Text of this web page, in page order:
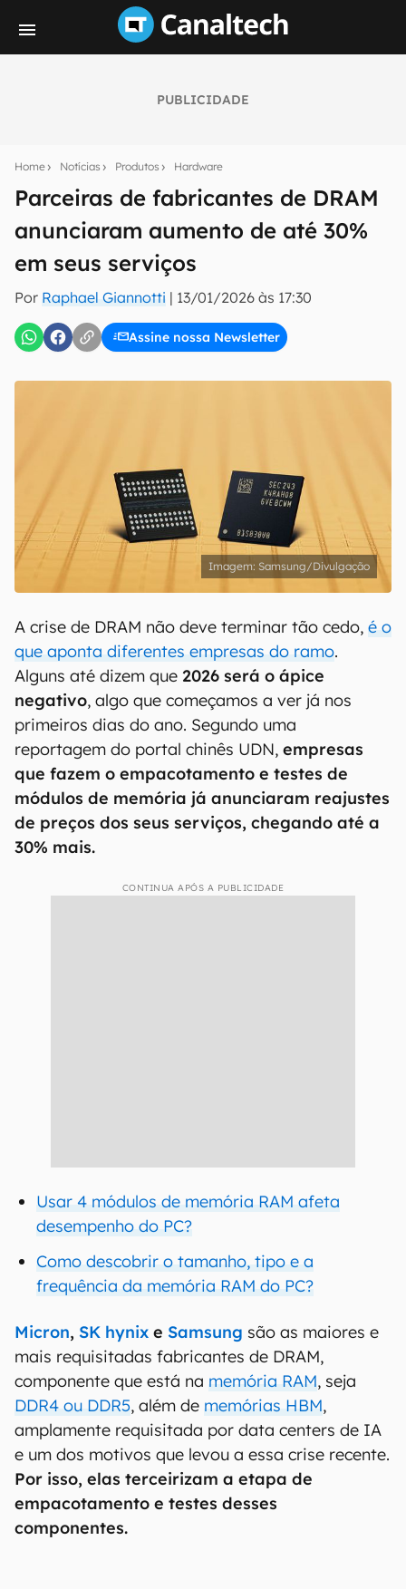
PUBLICIDADE
Home Notícias Produtos Hardware
Parceiras de fabricantes de DRAM
anunciaram aumento de até 30%
em seus serviços
Por Raphael Giannotti | 13/01/2026 às 17:30
Assine nossa Newsletter
notícias e reviews sobre tecnologia em primeira
E-mail
inscreva-se
Uso e Política de Privacidade do Canaltech.
Samsung/Divulgação
A crise de DRAM não deve terminar tão cedo, é o
que aponta diferentes empresas do ramo.
Alguns até dizem que 2026 será o ápice
negativo, algo que começamos a ver já nos
primeiros dias do ano. Segundo uma
reportagem do portal chinês UDN, empresas
que fazem o empacotamento e testes de
módulos de memória já anunciaram reajustes
de preços dos seus serviços, chegando até a
30% mais.
CONTINUA APÓS A PUBLICIDADE
Usar 4 módulos de memória RAM afeta
desempenho do PC?
Como descobrir o tamanho, tipo e a
frequência da memória RAM do PC?
Micron, SK hynix e Samsung são as maiores e
mais requisitadas fabricantes de DRAM,
componente que está na memória RAM, seja
DDR4 ou DDR5, além de memórias HBM,
amplamente requisitada por data centers de IA
e um dos motivos que levou a essa crise recente.
Por isso, elas terceirizam a etapa de
empacotamento e testes desses
componentes.